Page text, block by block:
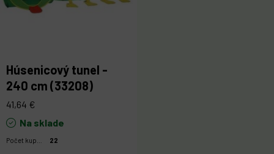
Húsenicový tunel -
240 cm (33208)
41,64 €
Na sklade
22